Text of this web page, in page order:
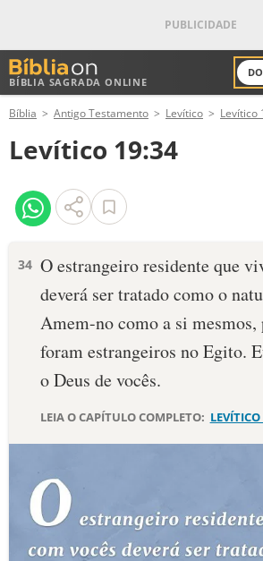
BÍBLIA SAGRADA ONLINE
ANTIGO TESTAMENTO
NOVO TESTAMENTO
VERSÍCULOS
PALAVRA DO DIA
SALMO DO DIA
DEVOCIONAL DIÁRIO
ESTUDOS BÍBLICOS
ESBOÇOS DE PREGAÇÃO
Bíblia Antigo Testamento Levítico Levítico
Levítico 19:34
34 O estrangeiro resi­dente que
deverá ser tratado como o
Amem-no como a si mesmos,
foram estrangeiros no Egito.
o Deus de vocês.
LEIA O CAPÍTULO COMPLETO: LEVÍTICO